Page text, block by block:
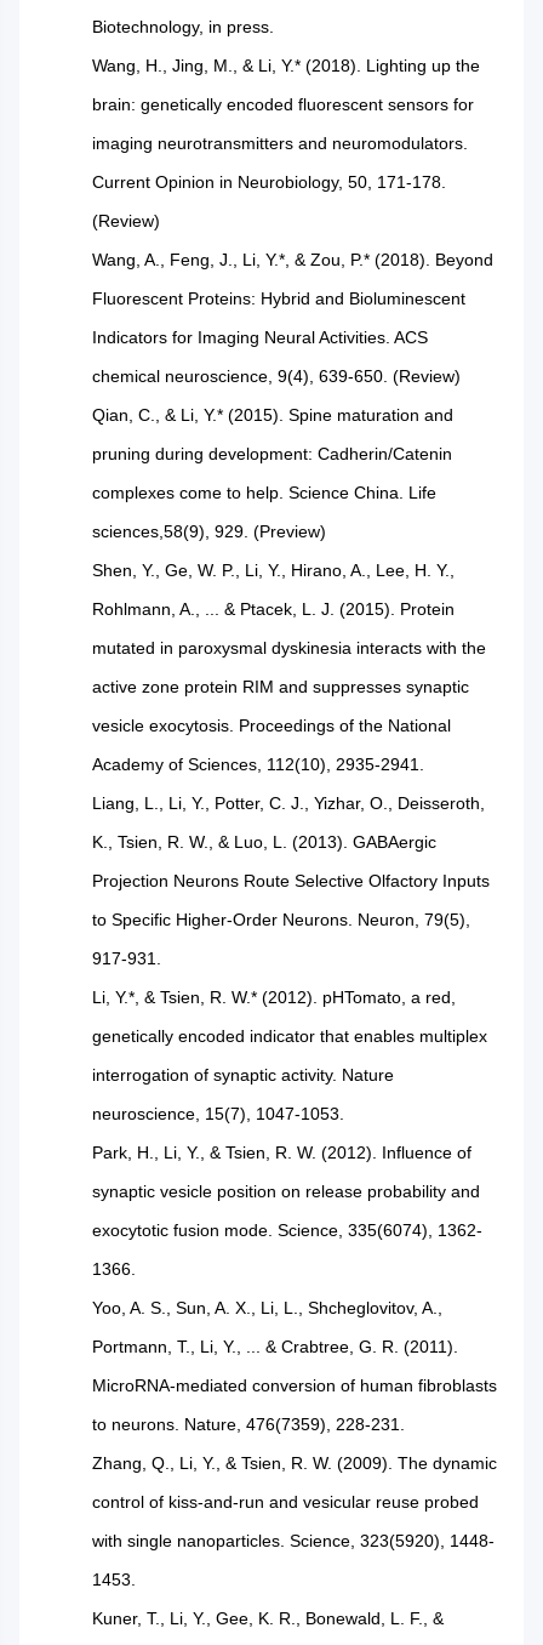
Biotechnology, in press.
Wang, H., Jing, M., & Li, Y.* (2018). Lighting up the
brain: genetically encoded fluorescent sensors for
imaging neurotransmitters and neuromodulators.
Current Opinion in Neurobiology, 50, 171-178.
(Review)
Wang, A., Feng, J., Li, Y.*, & Zou, P.* (2018). Beyond
Fluorescent Proteins: Hybrid and Bioluminescent
Indicators for Imaging Neural Activities. ACS
chemical neuroscience, 9(4), 639-650. (Review)
Qian, C., & Li, Y.* (2015). Spine maturation and
pruning during development: Cadherin/Catenin
complexes come to help. Science China. Life
sciences,58(9), 929. (Preview)
Shen, Y., Ge, W. P., Li, Y., Hirano, A., Lee, H. Y.,
Rohlmann, A., ... & Ptacek, L. J. (2015). Protein
mutated in paroxysmal dyskinesia interacts with the
active zone protein RIM and suppresses synaptic
vesicle exocytosis. Proceedings of the National
Academy of Sciences, 112(10), 2935-2941.
Liang, L., Li, Y., Potter, C. J., Yizhar, O., Deisseroth,
K., Tsien, R. W., & Luo, L. (2013). GABAergic
Projection Neurons Route Selective Olfactory Inputs
to Specific Higher-Order Neurons. Neuron, 79(5),
917-931.
Li, Y.*, & Tsien, R. W.* (2012). pHTomato, a red,
genetically encoded indicator that enables multiplex
interrogation of synaptic activity. Nature
neuroscience, 15(7), 1047-1053.
Park, H., Li, Y., & Tsien, R. W. (2012). Influence of
synaptic vesicle position on release probability and
exocytotic fusion mode. Science, 335(6074), 1362-
1366.
Yoo, A. S., Sun, A. X., Li, L., Shcheglovitov, A.,
Portmann, T., Li, Y., ... & Crabtree, G. R. (2011).
MicroRNA-mediated conversion of human fibroblasts
to neurons. Nature, 476(7359), 228-231.
Zhang, Q., Li, Y., & Tsien, R. W. (2009). The dynamic
control of kiss-and-run and vesicular reuse probed
with single nanoparticles. Science, 323(5920), 1448-
1453.
Kuner, T., Li, Y., Gee, K. R., Bonewald, L. F., &